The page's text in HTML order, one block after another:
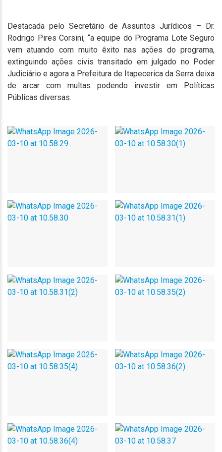
Destacada pelo Secretário de Assuntos Jurídicos – Dr.
Rodrigo Pires Corsini, “a equipe do Programa Lote Seguro
vem atuando com muito êxito nas ações do programa,
extinguindo ações civis transitado em julgado no Poder
Judiciário e agora a Prefeitura de Itapecerica da Serra deixa
de arcar com multas podendo investir em Políticas
Públicas diversas.